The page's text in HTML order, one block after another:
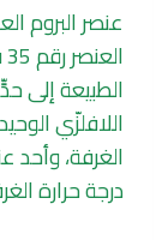
عنصر البروم
الطبيعة إلى
اللافلزّي
الغرفة، وأحد
درجة حرارة